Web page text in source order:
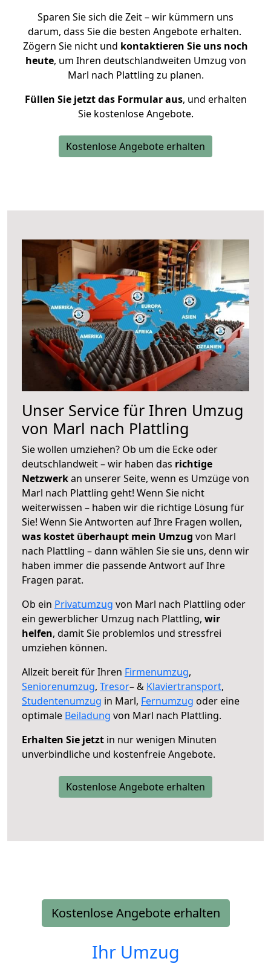
Sparen Sie sich die Zeit – wir kümmern uns
darum, dass Sie die besten Angebote erhalten.
Zögern Sie nicht und kontaktieren Sie uns noch
heute, um Ihren deutschlandweiten Umzug von
Marl nach Plattling zu planen.
Füllen Sie jetzt das Formular aus, und erhalten
Sie kostenlose Angebote.
Kostenlose Angebote erhalten
Unser Service für Ihren Umzug
von Marl nach Plattling
Sie wollen umziehen? Ob um die Ecke oder
deutschlandweit – wir haben das richtige
Netzwerkan unserer Seite, wenn es Umzüge von
Marl nach Plattling geht! Wenn Sie nicht
weiterwissen – haben wir die richtige Lösung für
Sie! Wenn Sie Antworten auf Ihre Fragen wollen,
was kostet überhaupt mein Umzug von Marl
nach Plattling – dann wählen Sie sie uns, denn wir
haben immer die passende Antwort auf Ihre
Fragen parat.
Ob ein Privatumzug von Marl nach Plattling oder
ein gewerblicher Umzug nach Plattling, wir
helfen, damit Sie problemlos und stressfrei
umziehen können.
Allzeit bereit für Ihren Firmenumzug,
Seniorenumzug, Tresor– & Klaviertransport,
Studentenumzug in Marl, Fernumzug oder eine
optimale Beiladung von Marl nach Plattling.
Erhalten Sie jetzt in nur wenigen Minuten
unverbindliche und kostenfreie Angebote.
Kostenlose Angebote erhalten
Kostenlose Angebote erhalten
Ihr Umzug